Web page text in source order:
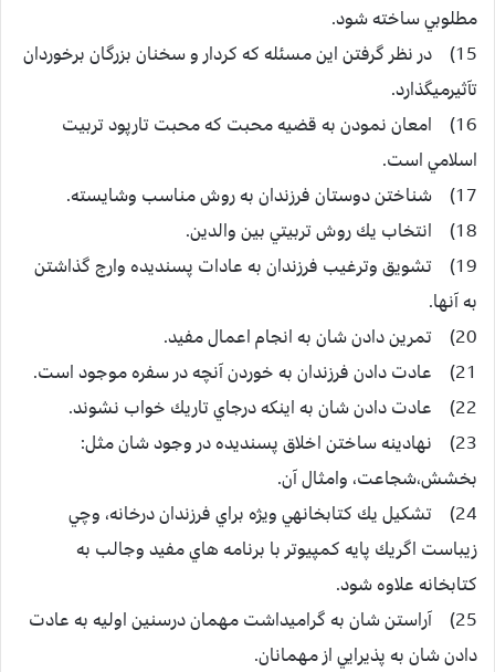
مطلوبي ساخته شود.
15) در نظر گرفتن اين مسئله كه كردار و سخنان بزرگان برخوردان
تآثيرميگذارد.
16) امعان نمودن به قضيه محبت كه محبت تارپود تربيت
اسلامي است.
17) شناختن دوستان فرزندان به روش مناسب وشايسته.
18) انتخاب يك روش تربيتي بين والدين.
19) تشويق وترغيب فرزندان به عادات پسنديده وارج گذاشتن
به آنها.
20) تمرين دادن شان به انجام اعمال مفيد.
21) عادت دادن فرزندان به خوردن آنچه در سفره موجود است.
22) عادت دادن شان به اينكه درجاي تاريك خواب نشوند.
23) نهادينه ساختن اخلاق پسنديده در وجود شان مثل:
بخشش،‌شجاعت، وامثال آن.
24) تشكيل يك كتابخانهي ويژه براي فرزندان درخانه، وچي
زيباست اگريك پايه كمپيوتر با برنامه هاي مفيد وجالب به
كتابخانه علاوه شود.
25) آراستن شان به گراميداشت مهمان درسنين اوليه به عادت
دادن شان به پذيرايي از مهمانان.